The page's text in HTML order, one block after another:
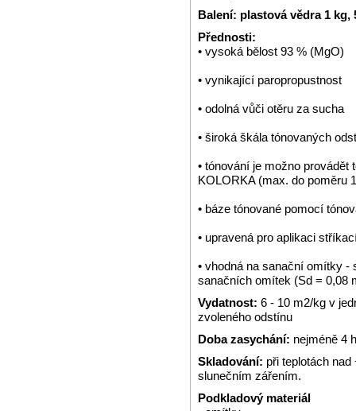
Balení: plastová vědra 1 kg,
Přednosti:
• vysoká bělost 93 % (MgO)
• vynikající paropropustnost
• odolná vůči otěru za sucha
• široká škála tónovaných
• tónování je možno
KOLORKA (max. do poměru
• báze tónované pomocí
• upravená pro aplikaci
• vhodná na sanační omítky
sanačních omítek (Sd = 0,08
Vydatnost: 6 - 10 m2/kg v
zvoleného odstínu
Doba zasychání: nejméně 4
Skladování: při teplotách
slunečním zářením.
Podkladový materiál